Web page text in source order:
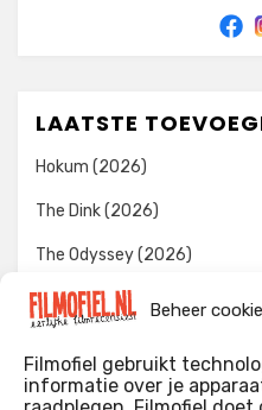
Beheer
Filmofiel gebruikt
informatie over je
LAATSTE
Hokum (2026)
The Dink (2026)
The Odyssey (2026)
Evil Dead Burn (2026)